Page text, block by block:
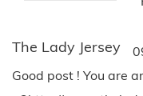
The Lady Jersey
Good post ! You are